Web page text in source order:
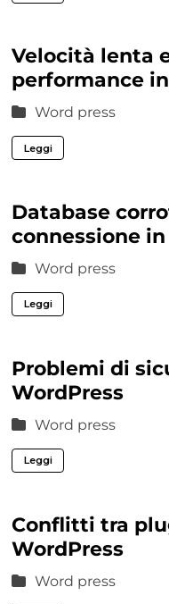
Velocità lenta
performance
Word press
Leggi
Database
connessione
Word press
Leggi
Problemi di
WordPress
Word press
Leggi
Conflitti tra
WordPress
Word press